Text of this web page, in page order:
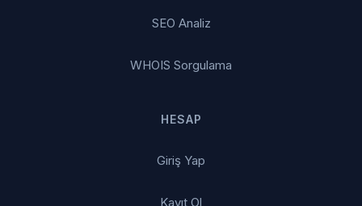
SEO Analiz
WHOIS Sorgulama
HESAP
Giriş Yap
Kayıt Ol